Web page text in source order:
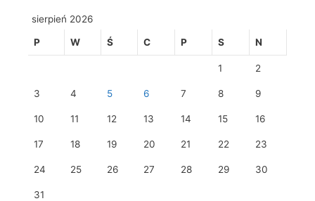
sierpień 2026
P W Ś C P S N
1 2
3 4 5 6 7 8 9
10 11 12 13 14 15 16
17 18 19 20 21 22 23
24 25 26 27 28 29 30
31